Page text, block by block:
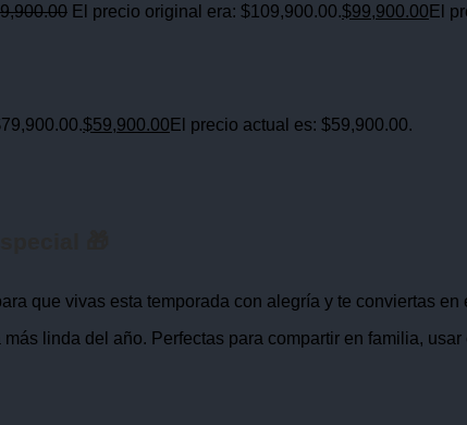
El precio original era: $109,900.00.$99,900.00 El
$59,900.00 El precio actual es: $59,900.00.
que vivas esta temporada con alegría y te conviertas
linda del año. Perfectas para compartir en familia,